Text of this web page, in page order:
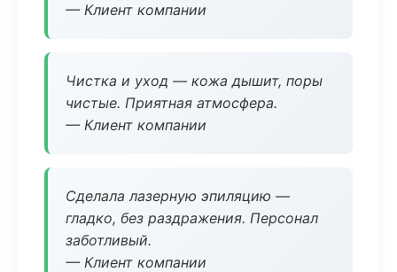
— Клиент компании
Чистка и уход — кожа дышит, поры
чистые. Приятная атмосфера.
— Клиент компании
Сделала лазерную эпиляцию —
гладко, без раздражения. Персонал
заботливый.
— Клиент компании